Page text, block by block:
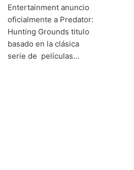
Entertainment anuncio
oficialmente a Predator:
Hunting Grounds titulo
basado en la clásica
serie de películas…